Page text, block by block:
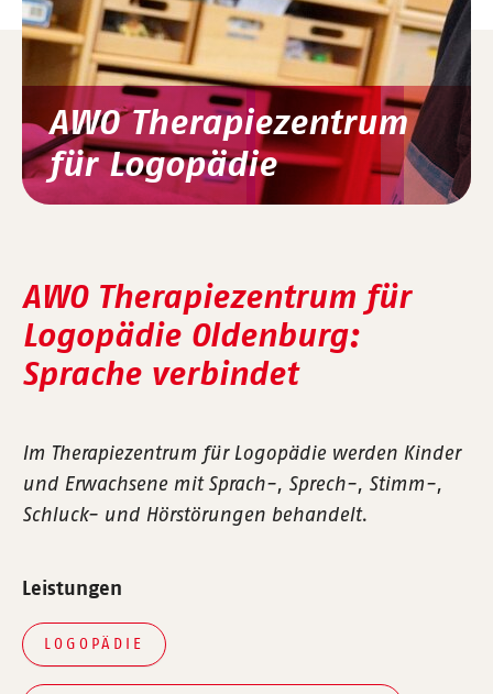
AWO Therapiezentrum
für Logopädie
AWO Therapiezentrum für
Logopädie Oldenburg:
Sprache verbindet
Im Therapiezentrum für Logopädie werden Kinder
und Erwachsene mit Sprach-, Sprech-, Stimm-,
Schluck- und Hörstörungen behandelt.
Leistungen
LOGOPÄDIE